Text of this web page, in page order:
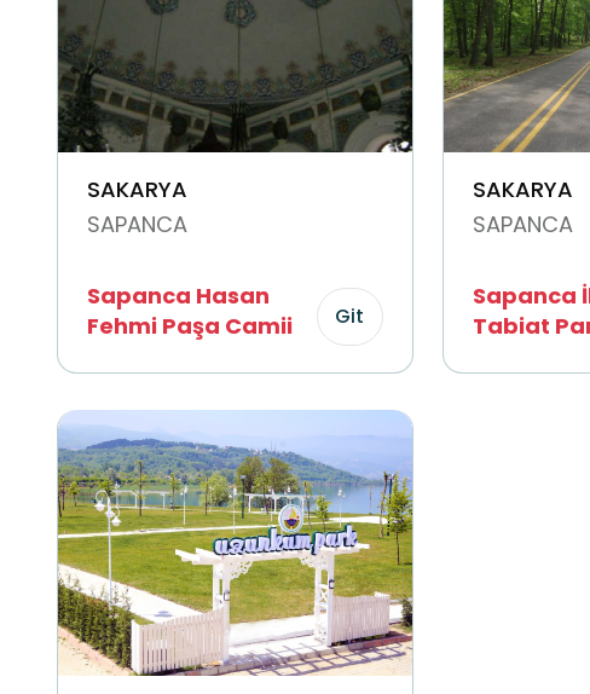
SAKARYA
SAPANCA
Sapanca Hasan
Fehmi Paşa Camii
Git
SAKARYA
SAPANCA
Sapanca
Tabiat